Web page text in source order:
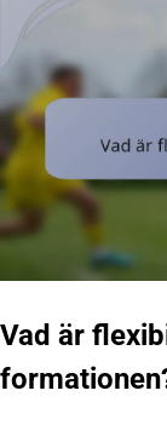
Vad är